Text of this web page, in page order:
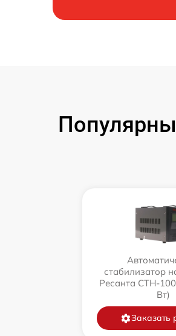
стабилизатор
Ресанта СТН-
Вт)
Заказать